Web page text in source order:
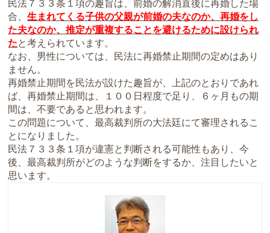
民法７３３条１項の趣旨は、前婚の解消直後に再婚した場
合、生まれてくる子供の父親が前婚の夫なのか、再婚をし
た夫なのか、推定が重複することを避けるために設けられ
たと考えられています。
なお、男性については、民法に再婚禁止期間の定めはあり
ません。
再婚禁止期間を民法が設けた趣旨が、上記のとおりであれ
ば、再婚禁止期間は、１００日程度で足り、６ヶ月もの期
間は、不要であると思われます。
この問題について、最高裁判所の大法廷にて審理されるこ
とになりました。
民法７３３条１項が違憲と判断される可能性もあり、今
後、最高裁判所がどのような判断をするか、注目したいと
思います。